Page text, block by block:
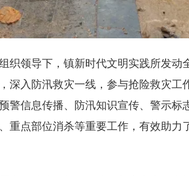
织领导下，镇新时代文明实践所发动
深入防汛救灾一线，参与抢险救灾工
警信息传播、防汛知识宣传、警示标
重点部位消杀等重要工作，有效助力